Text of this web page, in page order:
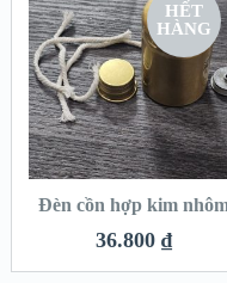
HẾT
HÀNG
Đèn cồn hợp kim
36.800₫